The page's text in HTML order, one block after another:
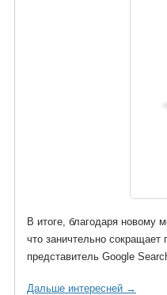
В итоге, благодаря новому
что заничтельно
представитель Google
Дальше интересней →